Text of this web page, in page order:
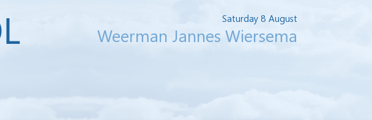
Saturday 8 August
Weerman Jannes Wiersema